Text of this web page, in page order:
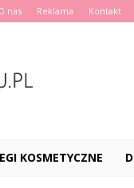
nas Reklama Kontakt
KOSMETYCZNE